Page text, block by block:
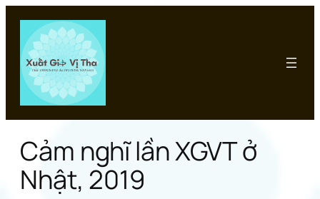
phần
nội
dung
Cảm nghĩ lần XGVT ở
Nhật, 2019